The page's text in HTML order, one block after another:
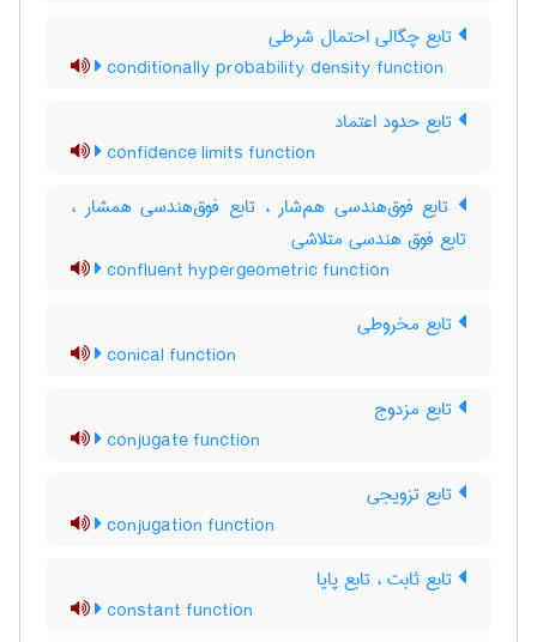
تابع چگالی احتمال شرطی
conditionally probability density function
تابع حدود اعتماد
confidence limits function
تابع فوق‌هندسی هم‌شار ، تابع فوق‌هندسی همشار ،
تابع فوق هندسی متلاشی
confluent hypergeometric function
تابع مخروطی
conical function
تابع مزدوج
conjugate function
تابع تزویجی
conjugation function
تابع ثابت ، تابع پایا
constant function